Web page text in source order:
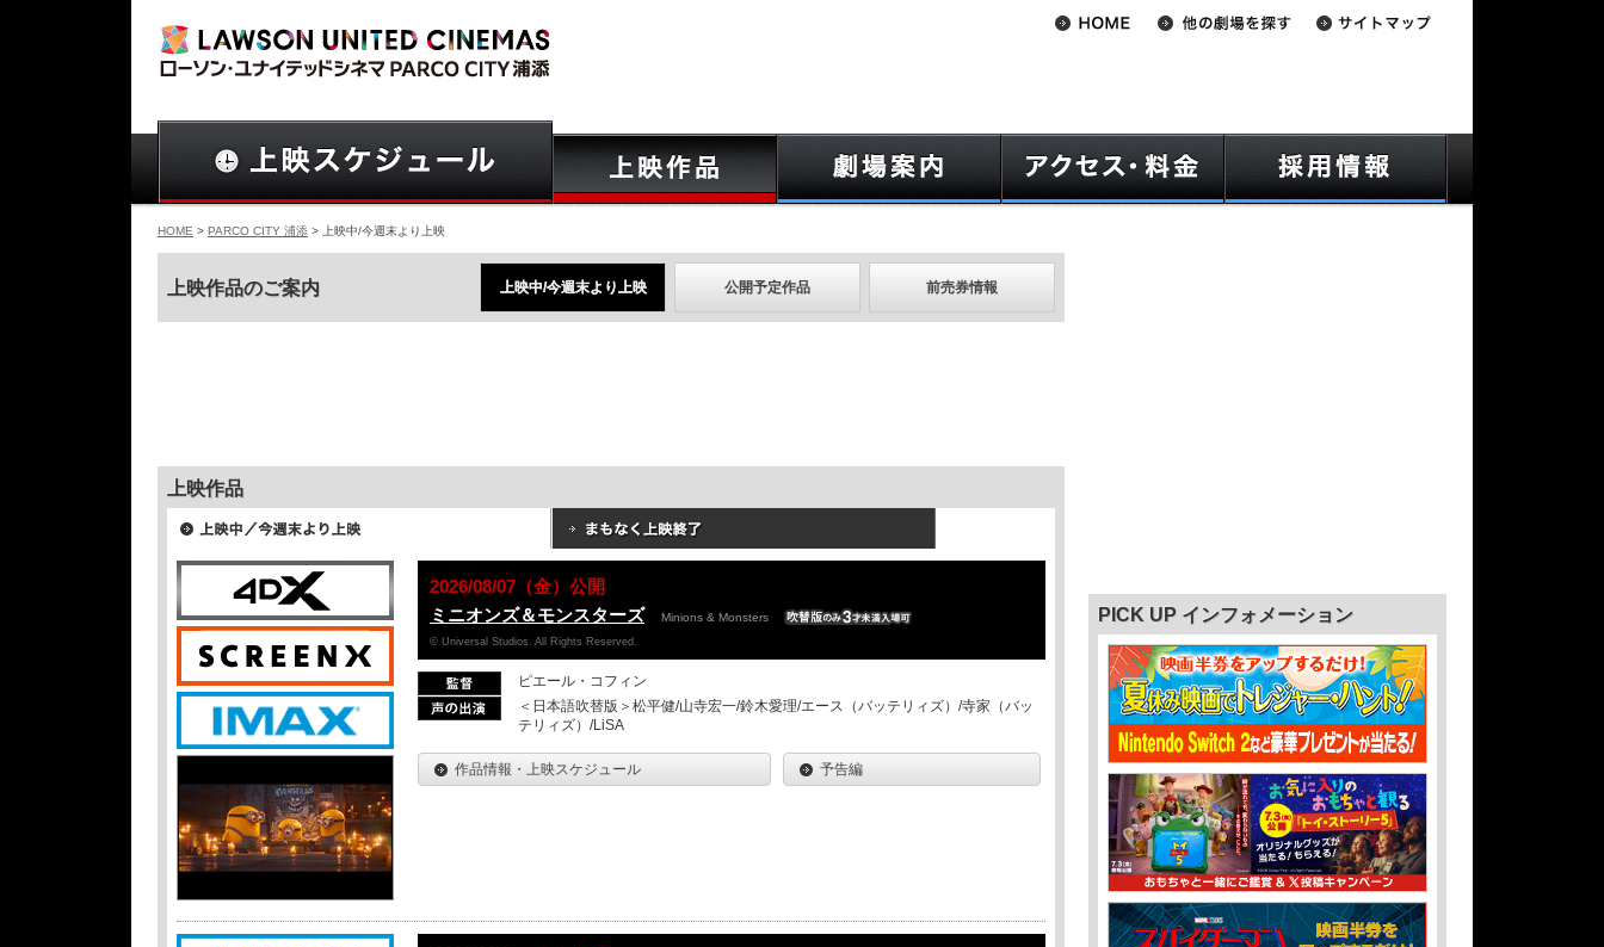
HOME > PARCO CITY 浦添 > 上映中/今週末より上映
上映作品のご案内 上映中/今週末より上映 公開予定作品 前売券情報
上映作品
2026/08/07（金）公開
ミニオンズ＆モンスターズ
Minions & Monsters
© Universal Studios. All Rights Reserved.
ピエール・コフィン
＜日本語吹替版＞松平健/山寺宏一/鈴木愛理/エース（バッテリィズ）/寺家（バッ
テリィズ）/LiSA
作品情報・上映スケジュール 予告編
PICK UP インフォメーション